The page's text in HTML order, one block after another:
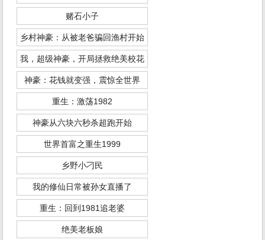
赌石小子
乡村神豪：从被老爸骗回渔村开始
我，超级神豪，开局拯救绝美校花
神豪：花钱就变强，震惊全世界
重生：激荡1982
神豪从六块六秒杀超跑开始
世界首富之重生1999
乡野小刁民
我的修仙日常被孙女直播了
重生：回到1981追老婆
绝美老板娘